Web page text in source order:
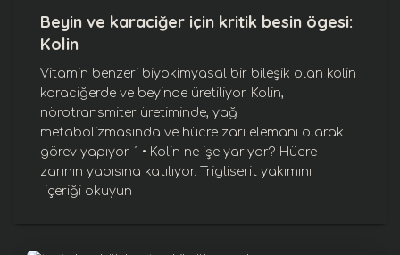
Beyin ve karaciğer için kritik besin ögesi:
Kolin
Vitamin benzeri biyokimyasal bir bileşik olan kolin
karaciğerde ve beyinde üretiliyor. Kolin,
nörotransmiter üretiminde, yağ
metabolizmasında ve hücre zarı elemanı olarak
görev yapıyor. 1 • Kolin ne işe yarıyor? Hücre
zarının yapısına katılıyor. Trigliserit yakımını
içeriği okuyun